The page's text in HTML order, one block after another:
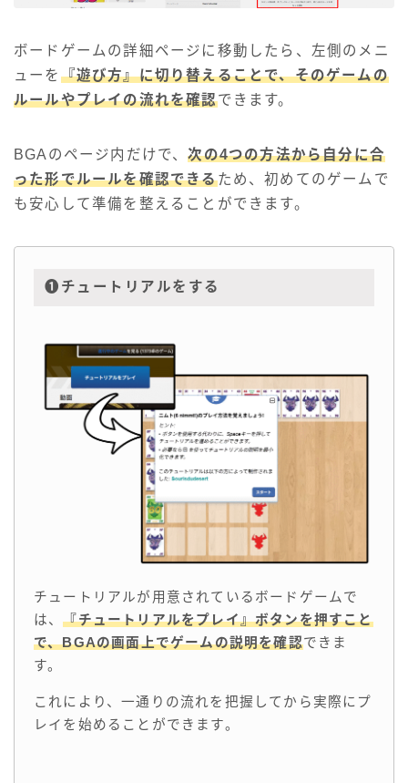
ボードゲームの詳細ページに移動したら、左側のメニ
ューを 『遊び方』に切り替えることで、そのゲームの
ルールやプレイの流れを確認できます。
BGAのページ内だけで、次の4つの方法から自分に合
った形でルールを確認できるため、初めてのゲームで
も安心して準備を整えることができます。
❶チュートリアルをする
チュートリアルが用意されているボードゲームで
は、『チュートリアルをプレイ』ボタンを押すこと
で、BGAの画面上でゲームの説明を確認できま
す。
これにより、一通りの流れを把握してから実際にプ
レイを始めることができます。